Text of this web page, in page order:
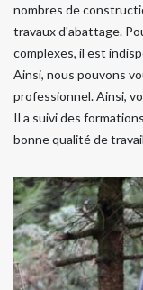
nombres de
travaux d'abattage.
complexes, il est
Ainsi, nous pouvons
professionnel. Ainsi,
Il a suivi des
bonne qualité de